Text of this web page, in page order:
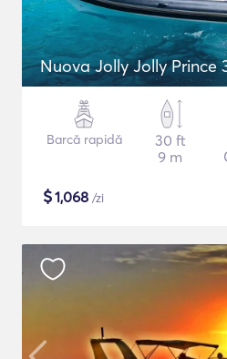
Nuova Jolly Jolly Prince
Barcă rapidă
30 ft
9 m
$1,068 /zi